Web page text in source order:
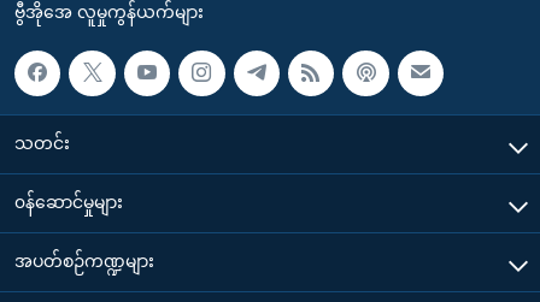
ဗွီအိုအေ လူမှုကွန်ယက်များ
သတင်း
၀န်ဆောင်မှုများ
အပတ်စဉ်ကဏ္ဍများ